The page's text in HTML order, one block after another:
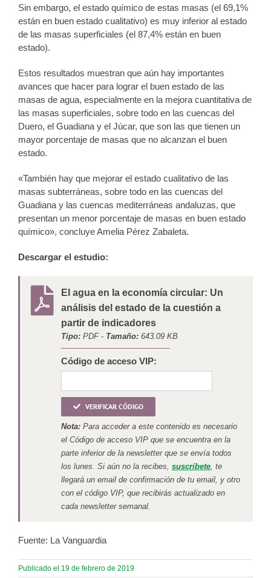
Sin embargo, el estado químico de estas masas (el 69,1%
están en buen estado cualitativo) es muy inferior al estado
de las masas superficiales (el 87,4% están en buen
estado).
Estos resultados muestran que aún hay importantes
avances que hacer para lograr el buen estado de las
masas de agua, especialmente en la mejora cuantitativa de
las masas superficiales, sobre todo en las cuencas del
Duero, el Guadiana y el Júcar, que son las que tienen un
mayor porcentaje de masas que no alcanzan el buen
estado.
«También hay que mejorar el estado cualitativo de las
masas subterráneas, sobre todo en las cuencas del
Guadiana y las cuencas mediterráneas andaluzas, que
presentan un menor porcentaje de masas en buen estado
químico», concluye Amelia Pérez Zabaleta.
Descargar el estudio:
El agua en la economía circular: Un
análisis del estado de la cuestión a
partir de indicadores
Tipo:PDF - Tamaño:643.09 KB
Código de acceso VIP:
VERIFICAR CÓDIGO
Nota:Para acceder a este contenido es necesario
el Código de acceso VIP que se encuentra en la
parte inferior de la newsletter que se envía todos
los lunes. Si aún no la recibes, suscríbete, te
llegará un email de confirmación de tu email, y otro
con el código VIP, que recibirás actualizado en
cada newsletter semanal.
Fuente: La Vanguardia
Publicado el 19 de febrero de 2019